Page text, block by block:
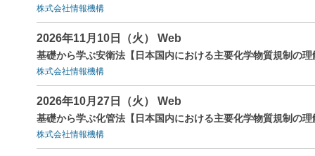
株式会社情報機構
2026年11月10日（火） Web
基礎から学ぶ安衛法【日本国内における主要化学物質規制の
株式会社情報機構
2026年10月27日（火） Web
基礎から学ぶ化管法【日本国内における主要化学物質規制の
株式会社情報機構